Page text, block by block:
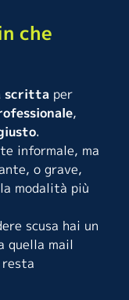
che
scritta per
,
.
informale, ma
o grave,
modalità più
scusa hai un
quella mail